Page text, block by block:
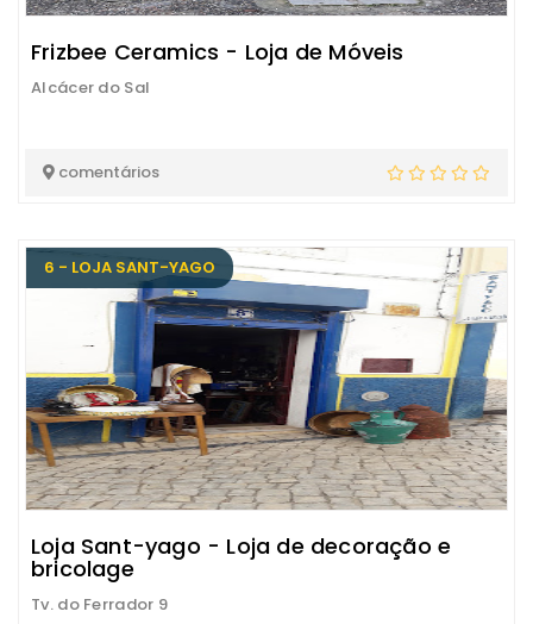
Frizbee Ceramics - Loja de Móveis
Alcácer do Sal
comentários
6 - LOJA SANT-YAGO
Loja Sant-yago - Loja de decoração e
bricolage
Tv. do Ferrador 9